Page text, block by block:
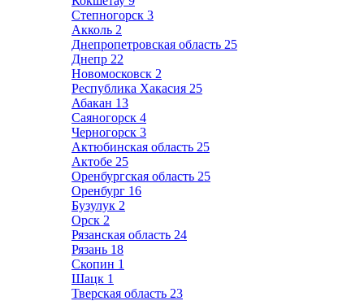
Степногорск 3
Акколь 2
Днепропетровская область 25
Днепр 22
Новомосковск 2
Республика Хакасия 25
Абакан 13
Саяногорск 4
Черногорск 3
Актюбинская область 25
Актобе 25
Оренбургская область 25
Оренбург 16
Бузулук 2
Орск 2
Рязанская область 24
Рязань 18
Скопин 1
Шацк 1
Тверская область 23